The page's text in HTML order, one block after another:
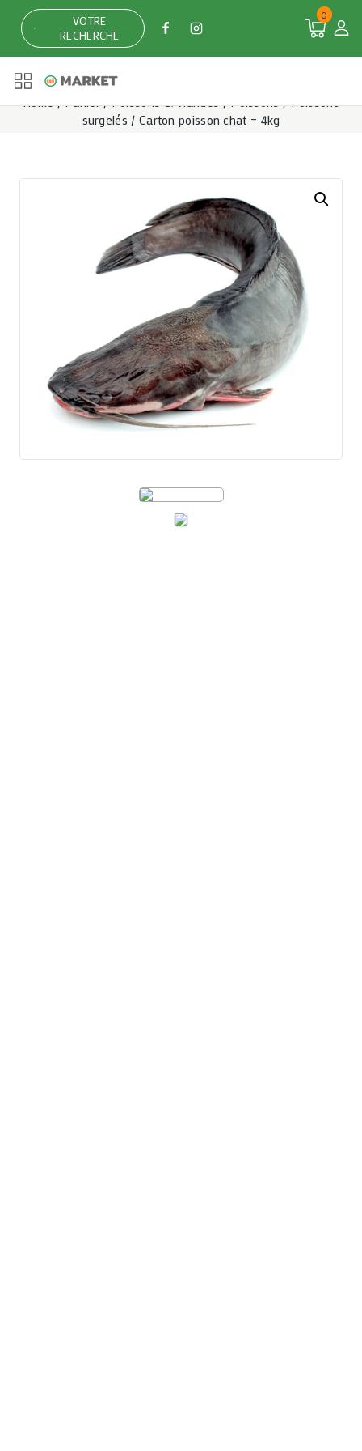
content
VOTRE
RECHERCHE
0
Home / Panier / Poissons & Viandes / Poissons / Poissons
surgelés / Carton poisson chat – 4kg